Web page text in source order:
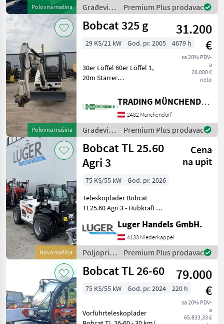
Polovna mašina
Kippla
Građevinski
strojevi /
Bobcat
Premium Plus prodavac
Polovna mašina
Bobcat 325 g
31.200
€
sa 20% PDV-
a
26.000 €
neto
29 KS/21 kW God. pr. 2005 4679 h
30er Löffel 60er Löffel 1,
20m Starrer
Građevinski strojevi
Minibageri
TRADING MÜNCHENDORF Handels GmbH
2482 Münchendorf
Građevinski
strojevi /
Bobcat
Premium Plus prodavac
Nova mašina
Bobcat TL 25.60
Agri 3
Cena
na upit
75 KS/55 kW
God. pr. 2026
Teleskoplader Bobcat
TL25.60 Agri 3 - Hubkraft 2,
Hydrostatischer
Fahrantrieb -
Proportionalgesteuerter
Joystick - 4 Lenkungsarten -
drehbar
Luger Handels GmbH.
4133 Niederkappel
Poljoprivredni
motorni
strojevi /
Premium Plus prodavac
Bobcat TL 26-60
79.000
€
sa 20% PDV-
a
65.833,33 €
75 KS/55 kW God. pr. 2024 220 h
Vorführteleskoplader